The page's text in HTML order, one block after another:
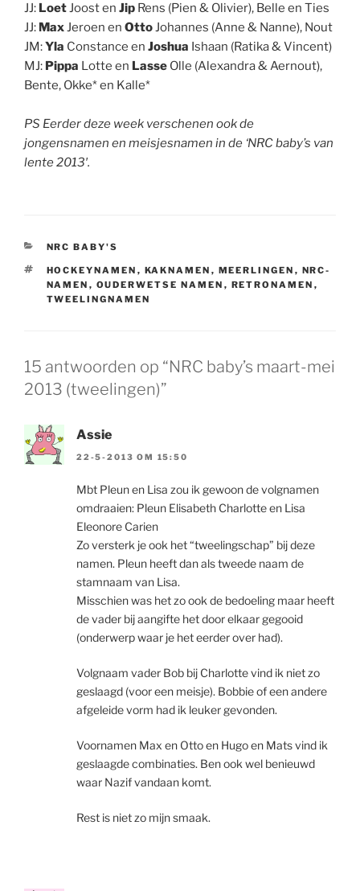
JJ: LoetJoost en Jip Rens (Pien & Olivier), Belle en Ties
JJ: MaxJeroen en OttoJohannes (Anne & Nanne), Nout
JM:Yla Constance en Joshua Ishaan (Ratika & Vincent)
MJ: Pippa Lotte en Lasse Olle (Alexandra & Aernout),
Bente, Okke* en Kalle*
PS Eerder deze week verschenen ook de
jongensnamen en meisjesnamen in de ‘NRC baby’s van
lente 2013′.
CATEGORIEËN
NRC BABY'S
TAGS
HOCKEYNAMEN , KAKNAMEN , MEERLINGEN , NRC-
NAMEN , OUDERWETSE NAMEN , RETRONAMEN ,
TWEELINGNAMEN
15 antwoorden op “NRC baby’s maart-mei
2013 (tweelingen)”
Assie
22-5-2013 OM 15:50
Mbt Pleun en Lisa zou ik gewoon de volgnamen
omdraaien: Pleun Elisabeth Charlotte en Lisa
Eleonore Carien
Zo versterk je ook het “tweelingschap” bij deze
namen. Pleun heeft dan als tweede naam de
stamnaam van Lisa.
Misschien was het zo ook de bedoeling maar heeft
de vader bij aangifte het door elkaar gegooid
(onderwerp waar je het eerder over had).
Volgnaam vader Bob bij Charlotte vind ik niet zo
geslaagd (voor een meisje). Bobbie of een andere
afgeleide vorm had ik leuker gevonden.
Voornamen Max en Otto en Hugo en Mats vind ik
geslaagde combinaties. Ben ook wel benieuwd
waar Nazif vandaan komt.
Rest is niet zo mijn smaak.